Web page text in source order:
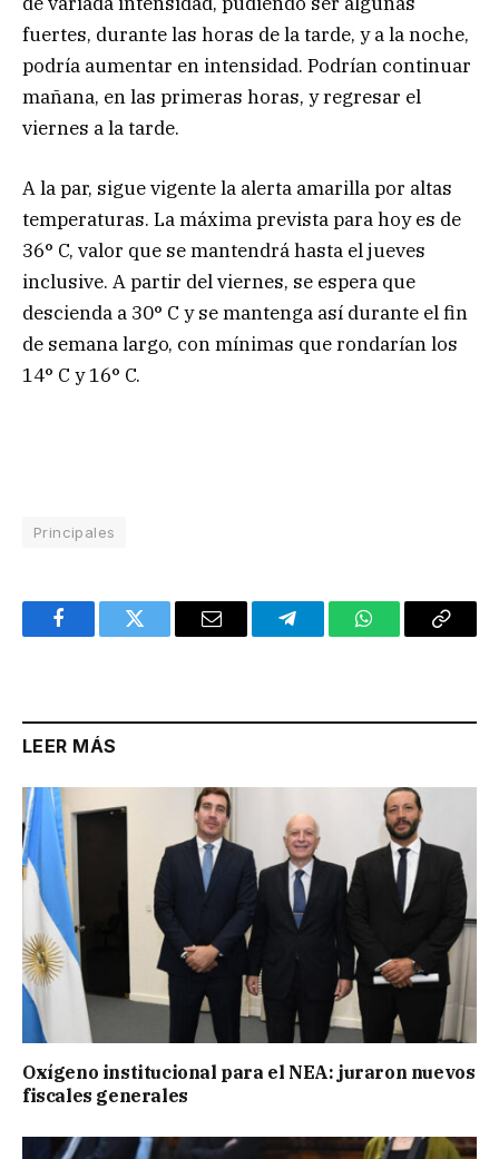
fuertes, durante las horas de la tarde, y a la noche,
podría aumentar en intensidad. Podrían continuar
mañana, en las primeras horas, y regresar el
viernes a la tarde.
A la par, sigue vigente la alerta amarilla por altas
temperaturas. La máxima prevista para hoy es de
36° C, valor que se mantendrá hasta el jueves
inclusive. A partir del viernes, se espera que
descienda a 30° C y se mantenga así durante el fin
de semana largo, con mínimas que rondarían los
14° C y 16° C.
Principales
FacebookTwitter Email TelegramWhatsAppCopy
LEER MÁS
Oxígeno institucional para el NEA: juraron nuevos
fiscales generales